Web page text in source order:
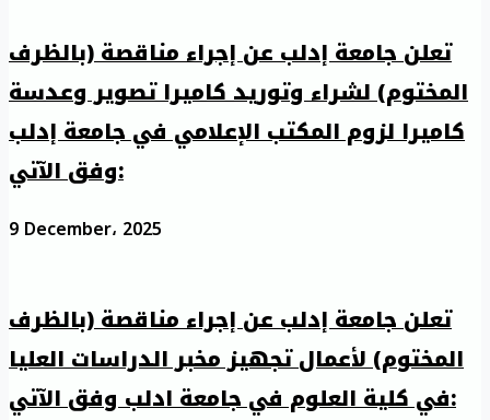
تعلن جامعة إدلب عن إجراء مناقصة (بالظرف
المختوم) لشراء وتوريد كاميرا تصوير وعدسة
كاميرا لزوم المكتب الإعلامي في جامعة إدلب
وفق الآتي:
9 December، 2025
تعلن جامعة إدلب عن إجراء مناقصة (بالظرف
المختوم) لأعمال تجهيز مخبر الدراسات العليا
في كلية العلوم في جامعة ادلب وفق الآتي: